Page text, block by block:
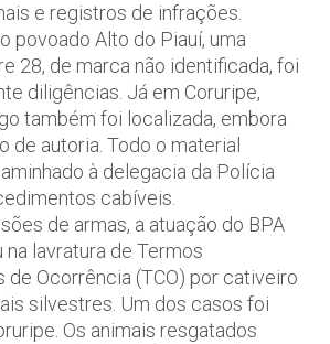
e registros de infrações.
povoado Alto do Piauí, uma
28, de marca não identificada, foi
diligências. Já em Coruripe,
também foi localizada, embora
de autoria. Todo o material
à delegacia da Polícia
cabíveis.
de armas, a atuação do BPA
lavratura de Termos
de Ocorrência (TCO) por cativeiro
silvestres. Um dos casos foi
Os animais resgatados